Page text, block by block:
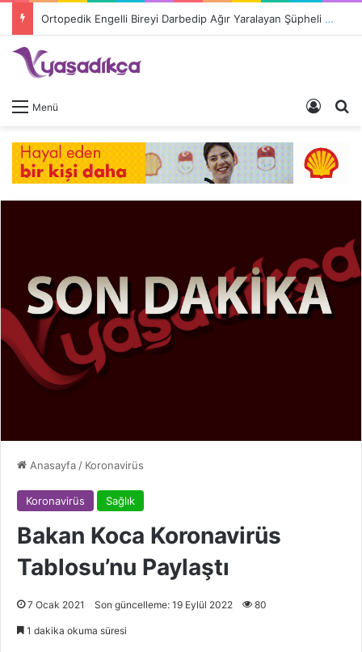
Ortopedik Engelli Bireyi Darbedip Ağır Yaralayan Şüpheli Tutuklandı
Menü Giriş
Anasayfa / Koronavirüs
Koronavirüs Sağlık
Bakan Koca Koronavirüs
Tablosu’nu Paylaştı
7 Ocak 2021 Son güncelleme: 19 Eylül 2022 80
1 dakika okuma süresi